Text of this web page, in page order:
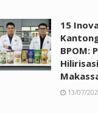
15
BPOM:
13/07/